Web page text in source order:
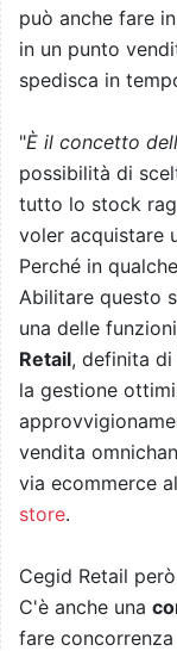
può anche fare
in un punto
spedisca in
"È il concetto
possibilità di
tutto lo stock
voler acquistare
Perché in
Abilitare questo
una delle
Retail, definita
la gestione
vendita
via ecommerce
store.
Cegid Retail
C'è anche una
fare